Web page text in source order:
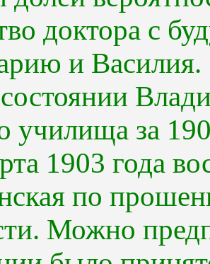
доктора с
и Василия.
училища за
1903 года
по
Можно